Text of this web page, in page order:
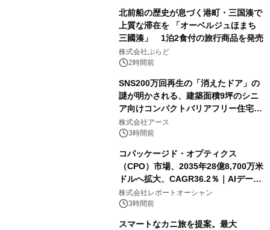
北前船の歴史が息づく港町・三国湊で
上質な滞在を 「オーベルジュほまち
三國湊」 1泊2食付の旅行商品を発売
株式会社ぷらど
2時間前
SNS200万回再生の「消えたドア」の
謎が明かされる、建築面積9坪のシニ
ア向けコンパクトバリアフリー住宅が
誕生
株式会社アース
3時間前
コパッケージド・オプティクス
（CPO）市場、2035年28億8,700万米
ドルへ拡大、CAGR36.2％｜AIデータ
センター・高速光通信需要が成長を加
速
株式会社レポートオーシャン
3時間前
スマートなカニ旅を提案。最大